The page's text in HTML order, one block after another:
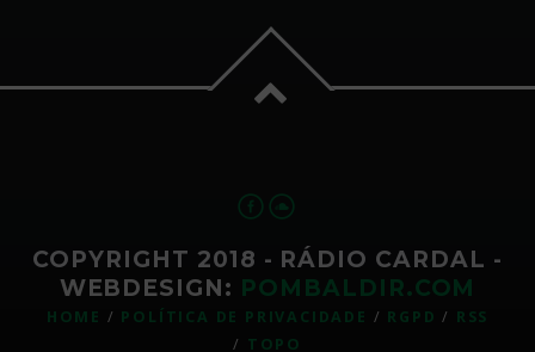
COPYRIGHT 2018 - RÁDIO CARDAL -
WEBDESIGN: POMBALDIR.COM
HOME POLÍTICA DE PRIVACIDADE RGPD
RSS
TOPO